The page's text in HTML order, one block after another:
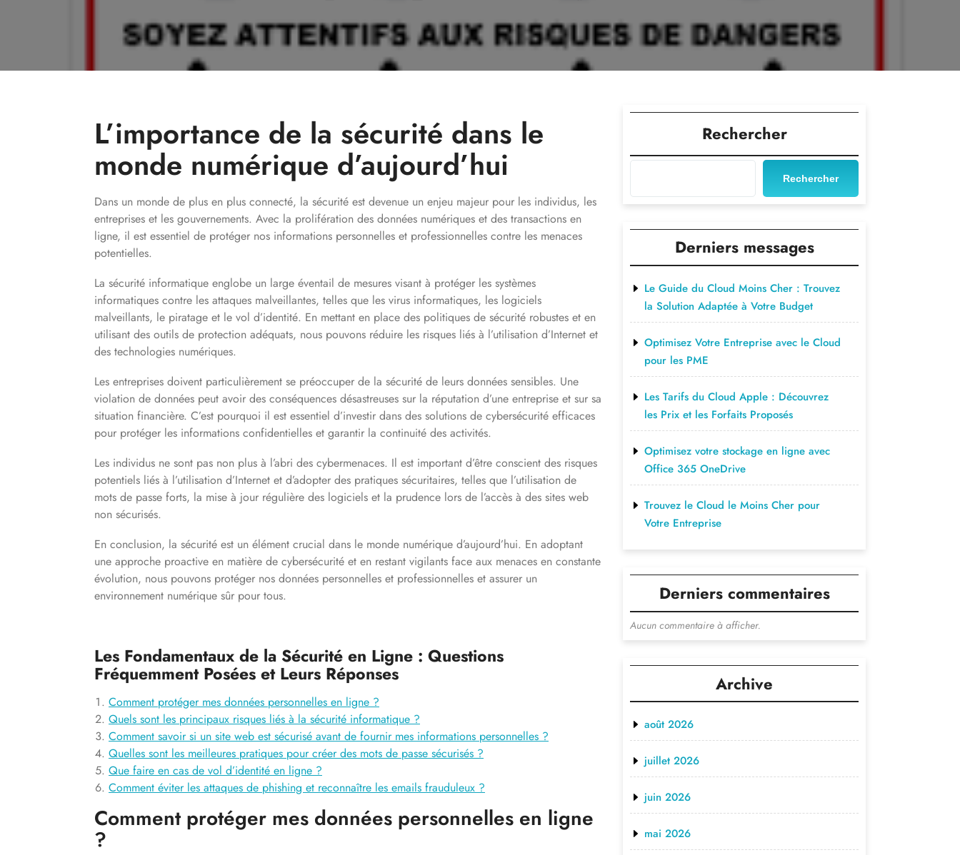
L’importance de la sécurité dans le
monde numérique d’aujourd’hui
Dans un monde de plus en plus connecté, la sécurité est devenue un enjeu majeur pour les individus, les
entreprises et les gouvernements. Avec la prolifération des données numériques et des transactions en
ligne, il est essentiel de protéger nos informations personnelles et professionnelles contre les menaces
potentielles.
La sécurité informatique englobe un large éventail de mesures visant à protéger les systèmes
informatiques contre les attaques malveillantes, telles que les virus informatiques, les logiciels
malveillants, le piratage et le vol d’identité. En mettant en place des politiques de sécurité robustes et en
utilisant des outils de protection adéquats, nous pouvons réduire les risques liés à l’utilisation d’Internet et
des technologies numériques.
Les entreprises doivent particulièrement se préoccuper de la sécurité de leurs données sensibles. Une
violation de données peut avoir des conséquences désastreuses sur la réputation d’une entreprise et sur sa
situation financière. C’est pourquoi il est essentiel d’investir dans des solutions de cybersécurité efficaces
pour protéger les informations confidentielles et garantir la continuité des activités.
Les individus ne sont pas non plus à l’abri des cybermenaces. Il est important d’être conscient des risques
potentiels liés à l’utilisation d’Internet et d’adopter des pratiques sécuritaires, telles que l’utilisation de
mots de passe forts, la mise à jour régulière des logiciels et la prudence lors de l’accès à des sites web
non sécurisés.
En conclusion, la sécurité est un élément crucial dans le monde numérique d’aujourd’hui. En adoptant
une approche proactive en matière de cybersécurité et en restant vigilants face aux menaces en constante
évolution, nous pouvons protéger nos données personnelles et professionnelles et assurer un
environnement numérique sûr pour tous.
Les Fondamentaux de la Sécurité en Ligne : Questions
Fréquemment Posées et Leurs Réponses
Comment protéger mes données personnelles en ligne ?
Quels sont les principaux risques liés à la sécurité informatique ?
Comment savoir si un site web est sécurisé avant de fournir mes informations personnelles ?
Quelles sont les meilleures pratiques pour créer des mots de passe sécurisés ?
Que faire en cas de vol d’identité en ligne ?
Comment éviter les attaques de phishing et reconnaître les emails frauduleux ?
Comment protéger mes données personnelles en ligne
?
Rechercher
Rechercher
Derniers messages
Le Guide du Cloud Moins Cher : Trouvez
la Solution Adaptée à Votre Budget
Optimisez Votre Entreprise avec le Cloud
pour les PME
Les Tarifs du Cloud Apple : Découvrez
les Prix et les Forfaits Proposés
Optimisez votre stockage en ligne avec
Office 365 OneDrive
Trouvez le Cloud le Moins Cher pour
Votre Entreprise
Derniers commentaires
Aucun commentaire à afficher.
Archive
août 2026
juillet 2026
juin 2026
mai 2026